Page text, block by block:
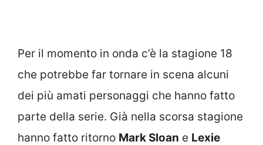
Per il momento in onda c’è la stagione 18
che potrebbe far tornare in scena alcuni
dei più amati personaggi che hanno fatto
parte della serie. Già nella scorsa stagione
hanno fatto ritorno Mark Sloan e Lexie